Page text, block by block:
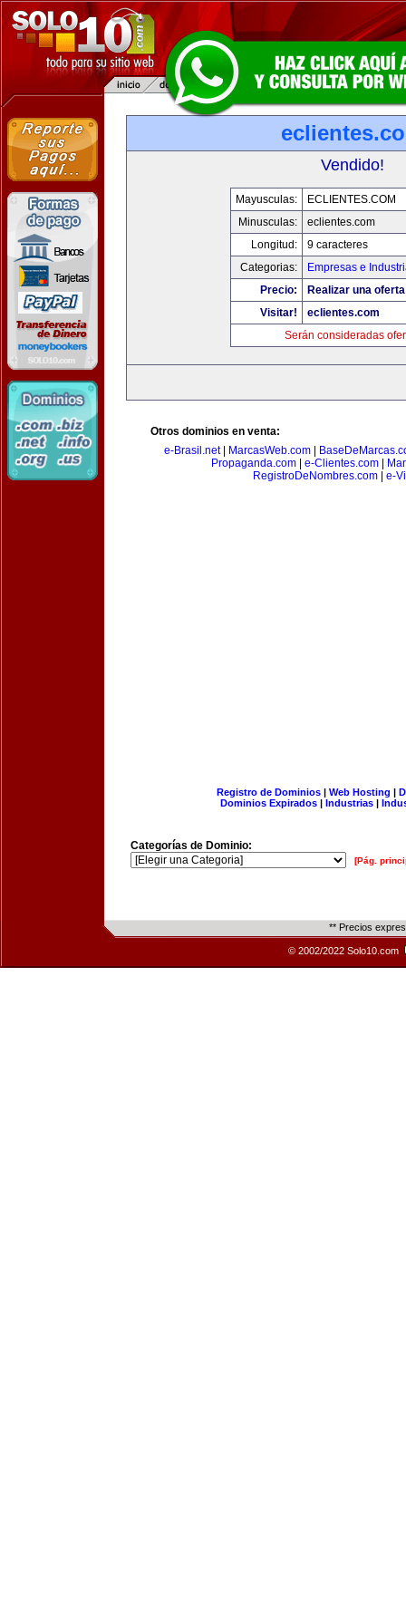
Vendido!
Mayusculas:
ECLIENTES.COM
Minusculas:
eclientes.com
Longitud:
9 caracteres
Categorias:
Empresas e
Precio:
Realizar una
Visitar!
eclientes.com
Serán consideradas
Otros dominios en venta:
e-Brasil.net| MarcasWeb.com|
Propaganda.com
e-Clientes.com
RegistroDeNombres.com| e-
Registro de Dominios| Web Hosting |
Dominios Expirados | Industrias |
Categorías de Dominio:
[Pág.
** Precios
© 2002/2022 Solo10.com